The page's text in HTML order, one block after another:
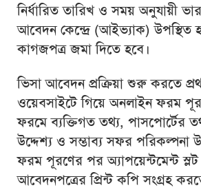
নির্ধারিত তারিখ ও সময় অনুযায়ী
আবেদন কেন্দ্রে (আইভ্যাক) উপস্থিত
কাগজপত্র জমা দিতে হবে।
ভিসা আবেদন প্রক্রিয়া শুরু করতে
ওয়েবসাইটে গিয়ে অনলাইন ফরম
ফরমে ব্যক্তিগত তথ্য, পাসপোর্টের
উদ্দেশ্য ও সম্ভাব্য সফর পরিকল্পনা
ফরম পূরণের পর অ্যাপয়েন্টমেন্ট স্লট
আবেদনপত্রের প্রিন্ট কপি সংগ্রহ